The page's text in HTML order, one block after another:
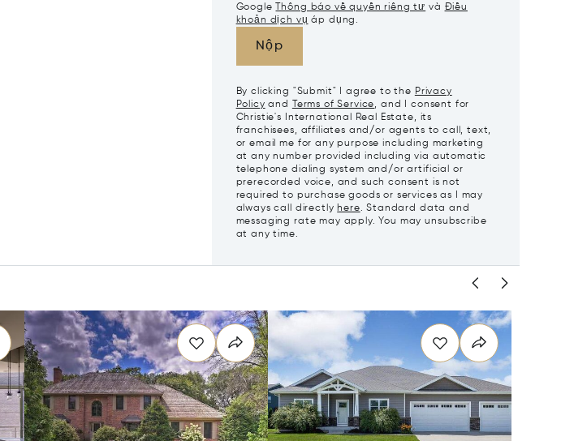
Google
Thông báo về quyền riêng tư và Điều
khoản dịch vụ áp dụng.
Nộp
By clicking "Submit" I agree to the Privacy
Policy and Terms of Service, and I consent for
Christie's International Real Estate, its
franchisees, affiliates and/or agents to call, text,
or email me for any purpose including marketing
at any number provided including via automatic
telephone dialing system and/or artificial or
prerecorded voice, and such consent is not
required to purchase goods or services as I may
always call directly here. Standard data and
messaging rate may apply. You may unsubscribe
at any time.